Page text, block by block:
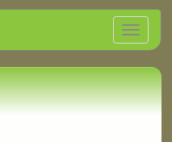
Toggle
navigation